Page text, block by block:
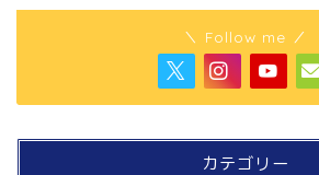
＼ Follow me ／
カテゴリー